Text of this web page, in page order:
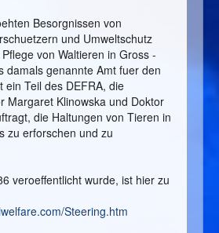
Besorgnissen von
und Umweltschutz
von Waltieren in Gross -
damals genannte Amt fuer den
ein Teil des DEFRA, die
Margaret Klinowska und Doktor
die Haltungen von Tieren in
zu erforschen und zu
veroeffentlicht wurde, ist hier zu
Steering.htm